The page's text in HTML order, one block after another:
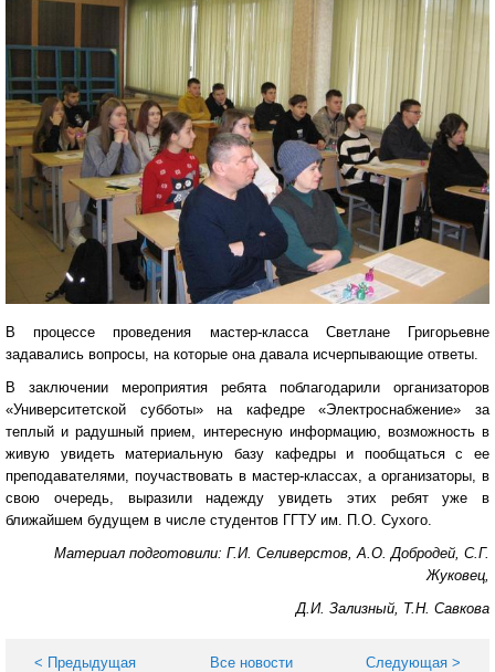
В процессе проведения мастер-класса Светлане Григорьевне
задавались вопросы, на которые она давала исчерпывающие ответы.
В заключении мероприятия ребята поблагодарили организаторов
«Университетской субботы» на кафедре «Электроснабжение» за
теплый и радушный прием, интересную информацию, возможность в
живую увидеть материальную базу кафедры и пообщаться с ее
преподавателями, поучаствовать в мастер-классах, а организаторы, в
свою очередь, выразили надежду увидеть этих ребят уже в
ближайшем будущем в числе студентов ГГТУ им. П.О. Сухого.
Материал подготовили: Г.И. Селиверстов, А.О. Добродей, С.Г.
Жуковец,
Д.И. Зализный, Т.Н. Савкова
< Предыдущая Все новости Следующая >